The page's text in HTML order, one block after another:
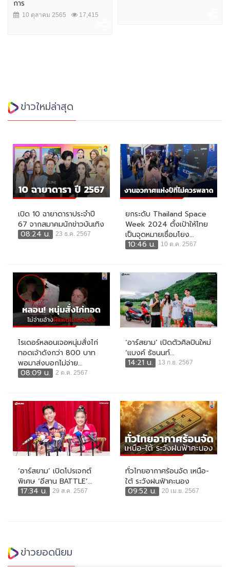
การ
10 ตุลาคม 2565 17,415
ข่าวใหม่ล่าสุด
เปิด 10 ฉายาดาราประจำปี
67 จากสมาคมนักข่าวบันเทิง
08:24 น.
23 ธ.ค. 2567
ยกระดับ Thailand Space
Week 2024 ตั้งเป้าให้ไทย
เป็นจุดหมายเชื่อมโยง...
10:46 น.
10 ต.ค. 2567
ไรเดอร์หลอนเจอหนุ่มสั่งไก่
ทอดเจ้าดังกว่า 800 บาท
พอมาส่งบอกไม่จ่าย...
08:09 น.
2 ต.ค. 2567
‘อาร์สยาม’ เปิดตัวศิลปินใหม่
‘แบงค์ ธัชนนท์...
14:21 น.
13 ก.ย. 2567
‘อาร์สยาม’ เปิดโปรเจกต์
พิเศษ ‘อีสาน BATTLE’...
17:34 น.
29 ส.ค. 2567
ทั่วไทยอากาศร้อนจัด เหนือ-
ใต้ ระวังฝนฟ้าคะนอง
09:52 น.
20 เม.ย. 2567
ข่าวยอดนิยม